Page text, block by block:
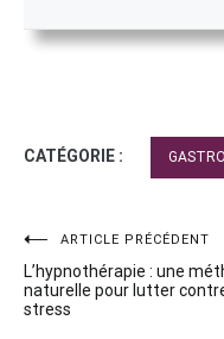
CATÉGORIE :
Navigation
de
ARTICLE PRÉCÉDENT
L’hypnothérapie : une
naturelle pour lutter
stress